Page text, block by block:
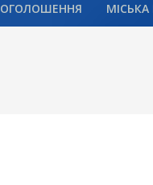
ОГОЛОШЕННЯ МІСЬКА